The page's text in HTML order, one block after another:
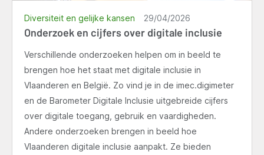
Onderzoek en cijfers over digitale inclusie
Verschillende onderzoeken helpen om in beeld te
brengen hoe het staat met digitale inclusie in
Vlaanderen en België. Zo vind je in de imec.digimeter
en de Barometer Digitale Inclusie uitgebreide cijfers
over digitale toegang, gebruik en vaardigheden.
Andere onderzoeken brengen in beeld hoe
Vlaanderen digitale inclusie aanpakt. Ze bieden
Diversiteit en gelijke kansen 29/04/2026